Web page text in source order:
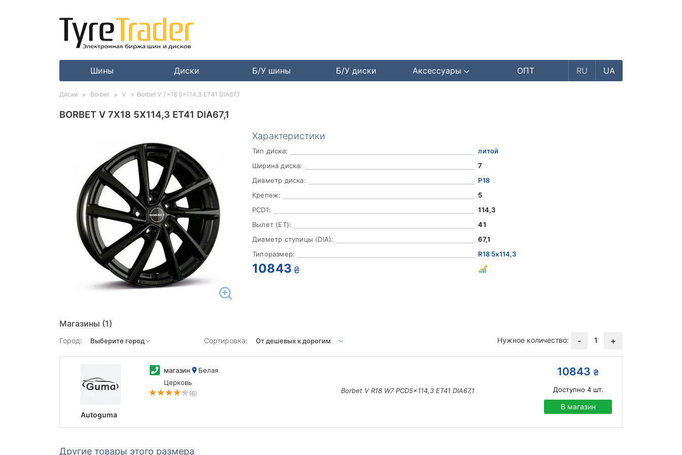
Шины Диски Б/У шины Б/У диски Аксессуары ОПТ RU UA
BORBET V 7X18 5X114,3 ET41 DIA67,1
Характеристики
Тип диска:
литой
Ширина диска:
7
Диаметр диска:
Р18
Крепеж:
5
PCD1:
114,3
Вылет (ET):
41
Диаметр ступицы (DIA):
67,1
Типоразмер:
R18 5x114,3
10843 ₴
Магазины (1)
Город: Сортировка: Нужное количество: - 1 +
Autoguma
магазин
Белая
Церковь
(6) Borbet V R18 W7 PCD5x114,3 ET41 DIA67,1
10843 ₴
Доступно 4шт.
В магазин
Другие товары этого размера
Диски Borbet V Borbet V 7x18 5x114,3 ET41 DIA67,1